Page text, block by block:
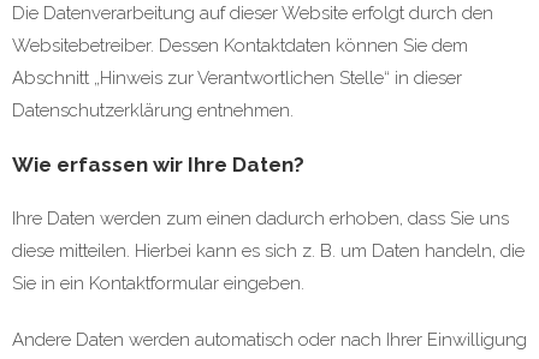
Die Datenverarbeitung auf dieser Website erfolgt durch den
Websitebetreiber. Dessen Kontaktdaten können Sie dem
Abschnitt „Hinweis zur Verantwortlichen Stelle“ in dieser
Datenschutzerklärung entnehmen.
Wie erfassen wir Ihre Daten?
Ihre Daten werden zum einen dadurch erhoben, dass Sie uns
diese mitteilen. Hierbei kann es sich z. B. um Daten handeln, die
Sie in ein Kontaktformular eingeben.
Andere Daten werden automatisch oder nach Ihrer Einwilligung